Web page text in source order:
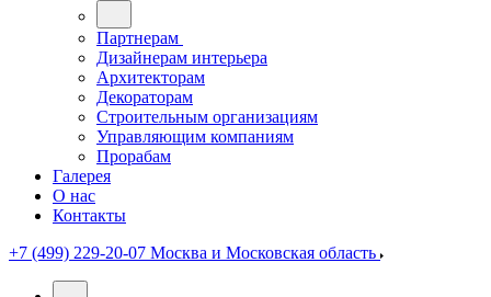
Партнерам
Дизайнерам интерьера
Архитекторам
Декораторам
Строительным организациям
Управляющим компаниям
Прорабам
Галерея
О нас
Контакты
+7 (499) 229-20-07 Москва и Московская область